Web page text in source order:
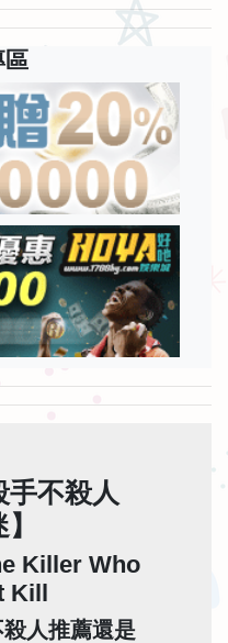
區
手不殺人
Killer Who
Kill
人推薦還是